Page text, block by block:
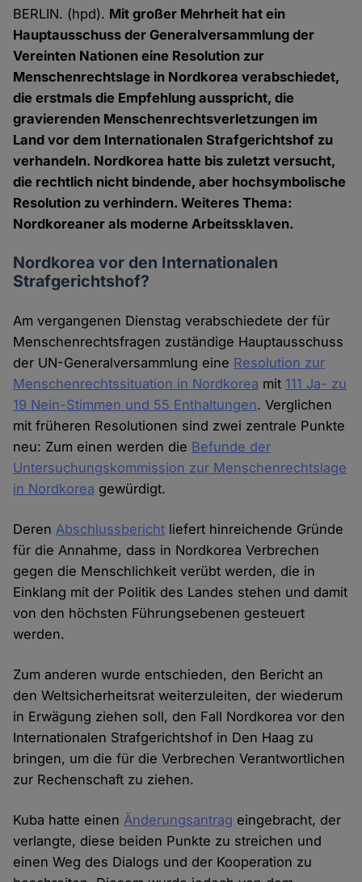
BERLIN. (hpd). Mit großer Mehrheit hat ein
Hauptausschuss der Generalversammlung der
Vereinten Nationen eine Resolution zur
Menschenrechtslage in Nordkorea verabschiedet,
die erstmals die Empfehlung ausspricht, die
gravierenden Menschenrechtsverletzungen im
Land vor dem Internationalen Strafgerichtshof zu
verhandeln. Nordkorea hatte bis zuletzt versucht,
die rechtlich nicht bindende, aber hochsymbolische
Resolution zu verhindern. Weiteres Thema:
Nordkoreaner als moderne Arbeitssklaven.
Nordkorea vor den Internationalen
Strafgerichtshof?
Am vergangenen Dienstag verabschiedete der für
Menschenrechtsfragen zuständige Hauptausschuss
der UN-Generalversammlung eine Resolution zur
Menschenrechtssituation in Nordkorea mit 111 Ja- zu
19 Nein-Stimmen und 55 Enthaltungen. Verglichen
mit früheren Resolutionen sind zwei zentrale Punkte
neu: Zum einen werden die Befunde der
Untersuchungskommission zur Menschenrechtslage
in Nordkorea gewürdigt.
DerenAbschlussbericht liefert hinreichende Gründe
für die Annahme, dass in Nordkorea Verbrechen
gegen die Menschlichkeit verübt werden, die in
Einklang mit der Politik des Landes stehen und damit
von den höchsten Führungsebenen gesteuert
werden.
Zum anderen wurde entschieden, den Bericht an
den Weltsicherheitsrat weiterzuleiten, der wiederum
in Erwägung ziehen soll, den Fall Nordkorea vor den
Internationalen Strafgerichtshof in Den Haag zu
bringen, um die für die Verbrechen Verantwortlichen
zur Rechenschaft zu ziehen.
Kuba hatte einenÄnderungsantrag eingebracht, der
verlangte, diese beiden Punkte zu streichen und
einen Weg des Dialogs und der Kooperation zu